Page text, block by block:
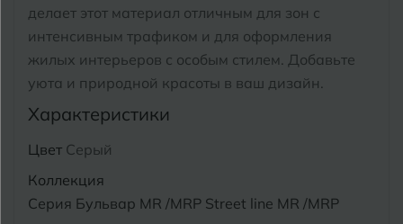
делает этот материал отличным для зон с
интенсивным трафиком и для оформления
жилых интерьеров с особым стилем. Добавьте
уюта и природной красоты в ваш дизайн.
Характеристики
Цвет Серый
Коллекция
Серия Бульвар MR /MRP Street line MR /MRP
Котлас
Краснодар
Курган
Курганинск
Магнитогорск
Ульяновск
Уфа
Челябинск